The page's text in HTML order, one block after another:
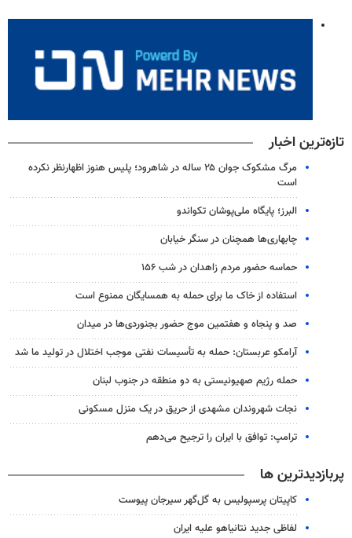
تازه‌ترین اخبار
مرگ مشکوک جوان ۲۵ ساله در شاهرود؛ پلیس هنوز اظهارنظر نکرده
است
البرز؛ پایگاه ملی‌پوشان تکواندو
چابهاری‌ها همچنان در سنگر خیابان
حماسه حضور مردم زاهدان در شب ۱۵۶
استفاده از خاک ما برای حمله به همسایگان ممنوع است
صد و پنجاه و هفتمین موج حضور بجنوردی‌ها در میدان
آرامکو عربستان: حمله به تأسیسات نفتی موجب اختلال در تولید ما شد
حمله رژیم صهیونیستی به دو منطقه در جنوب لبنان
نجات شهروندان مشهدی از حریق در یک منزل مسکونی
ترامپ: توافق با ایران را ترجیح می‌دهم
پربازدیدترین ها
کاپیتان پرسپولیس به گل‌گهر سیرجان پیوست
لفاظی جدید نتانیاهو علیه ایران